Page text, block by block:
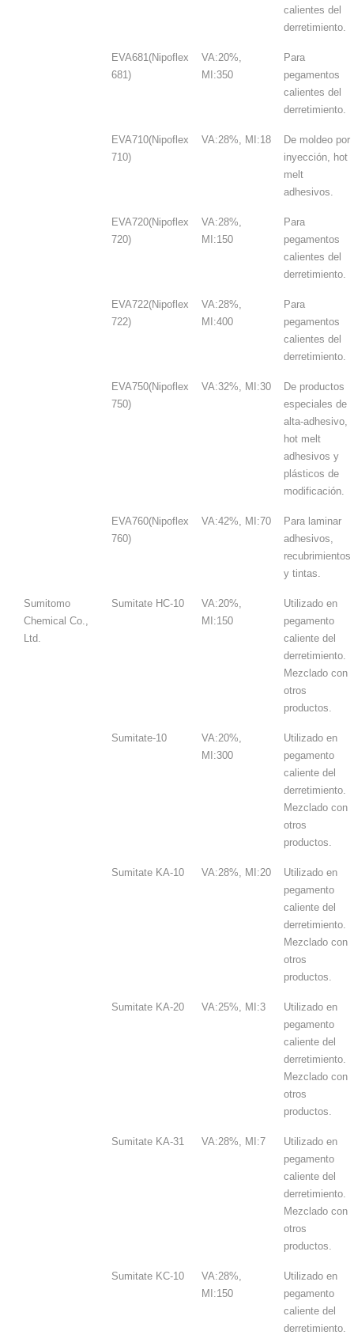
calientes del
derretimiento.
EVA681(Nipoflex
681)
VA:20%,
MI:350
Para
pegamentos
calientes del
derretimiento.
EVA710(Nipoflex
710)
VA:28%, MI:18
De moldeo por
inyección, hot
melt
adhesivos.
EVA720(Nipoflex
720)
VA:28%,
MI:150
Para
pegamentos
calientes del
derretimiento.
EVA722(Nipoflex
722)
VA:28%,
MI:400
Para
pegamentos
calientes del
derretimiento.
EVA750(Nipoflex
750)
VA:32%, MI:30
De productos
especiales de
alta-adhesivo,
hot melt
adhesivos y
plásticos de
modificación.
EVA760(Nipoflex
760)
VA:42%, MI:70
Para laminar
adhesivos,
recubrimientos
y tintas.
Sumitomo
Chemical Co.,
Ltd.
Sumitate HC-10
VA:20%,
MI:150
Utilizado en
pegamento
caliente del
derretimiento.
Mezclado con
otros
productos.
Sumitate-10
VA:20%,
MI:300
Utilizado en
pegamento
caliente del
derretimiento.
Mezclado con
otros
productos.
Sumitate KA-10 VA:28%, MI:20
Utilizado en
pegamento
caliente del
derretimiento.
Mezclado con
otros
productos.
Sumitate KA-20 VA:25%, MI:3
Utilizado en
pegamento
caliente del
derretimiento.
Mezclado con
otros
productos.
Sumitate KA-31 VA:28%, MI:7
Utilizado en
pegamento
caliente del
derretimiento.
Mezclado con
otros
productos.
Sumitate KC-10
VA:28%,
MI:150
Utilizado en
pegamento
caliente del
derretimiento.